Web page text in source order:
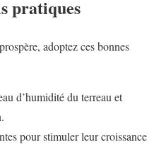
pratiques
adoptez ces bonnes
d’humidité du terreau et
pour stimuler leur croissance